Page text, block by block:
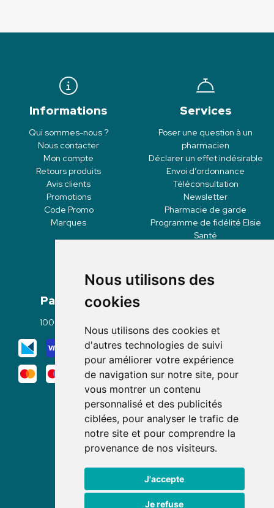
Nous utilisons des
cookies
Nous utilisons des cookies et
d'autres technologies de suivi
pour améliorer votre expérience
de navigation sur notre site, pour
vous montrer un contenu
personnalisé et des publicités
ciblées, pour analyser le trafic de
notre site et pour comprendre la
provenance de nos visiteurs.
J'accepte
Je refuse
Informations
Qui sommes-nous ?
Nous contacter
Mon compte
Retours produits
Avis clients
Promotions
Code Promo
Marques
Services
Poser une question à un
pharmacien
Déclarer un effet indésirable
Envoi d’ordonnance
Téléconsultation
Newsletter
Pharmacie de garde
Programme de fidélité Elsie
Santé
Paiement
100% sécurisé
Mode de livraison
Nous suivre